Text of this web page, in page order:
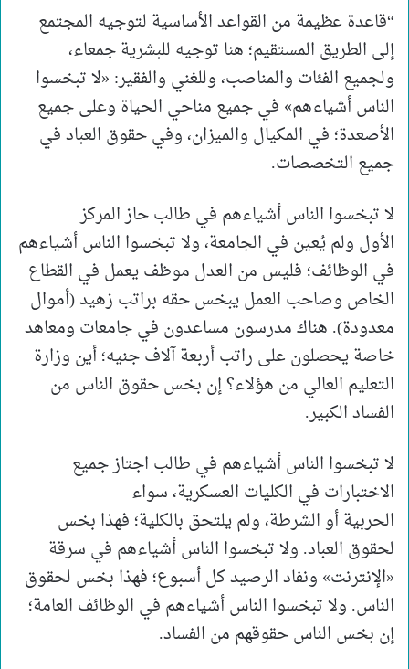
“قاعدة عظيمة من القواعد الأساسية لتوجيه المجتمع
إلى الطريق المستقيم؛ هنا توجيه للبشرية جمعاء،
ولجميع الفئات والمناصب، وللغني والفقير: «لا تبخسوا
الناس أشياءهم» في جميع مناحي الحياة وعلى جميع
الأصعدة؛ في المكيال والميزان، وفي حقوق العباد في
جميع التخصصات.
لا تبخسوا الناس أشياءهم في طالب حاز المركز
الأول ولم يُعين في الجامعة، ولا تبخسوا الناس أشياءهم
في الوظائف؛ فليس من العدل موظف يعمل في القطاع
الخاص وصاحب العمل يبخس حقه براتب زهيد (أموال
معدودة). هناك مدرسون مساعدون في جامعات ومعاهد
خاصة يحصلون على راتب أربعة آلاف جنيه؛ أين وزارة
التعليم العالي من هؤلاء؟ إن بخس حقوق الناس من
الفساد الكبير.
لا تبخسوا الناس أشياءهم في طالب اجتاز جميع
الاختبارات في الكليات العسكرية، سواء
الحربية أو الشرطة، ولم يلتحق بالكلية؛ فهذا بخس
لحقوق العباد. ولا تبخسوا الناس أشياءهم في سرقة
«الإنترنت» ونفاد الرصيد كل أسبوع؛ فهذا بخس لحقوق
الناس. ولا تبخسوا الناس أشياءهم في الوظائف العامة؛
إن بخس الناس حقوقهم من الفساد.